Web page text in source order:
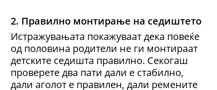
2. Правилно монтирање на седиштето
Истражувањата покажуваат дека повеќе
од половина родители не ги монтираат
детските седишта правилно. Секогаш
проверете два пати дали е стабилно,
дали аголот е правилен, дали ремените